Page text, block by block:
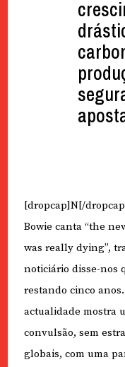
[dropcap]N[/
Bowie canta “the
was really dying”,
noticiário disse-nos
restando cinco
actualidade mostra
convulsão, sem
globais, com uma